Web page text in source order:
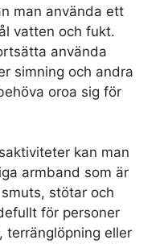
man använda ett
vatten och fukt.
använda
simning och andra
oroa sig för
kan man
armband som är
stötar och
för personer
terränglöpning eller